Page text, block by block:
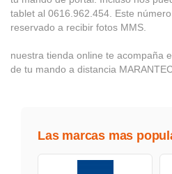
tablet al 0616.962.454. Este
reservado a recibir fotos MMS.
nuestra tienda online te acompaña
de tu mando a distancia
Las marcas mas